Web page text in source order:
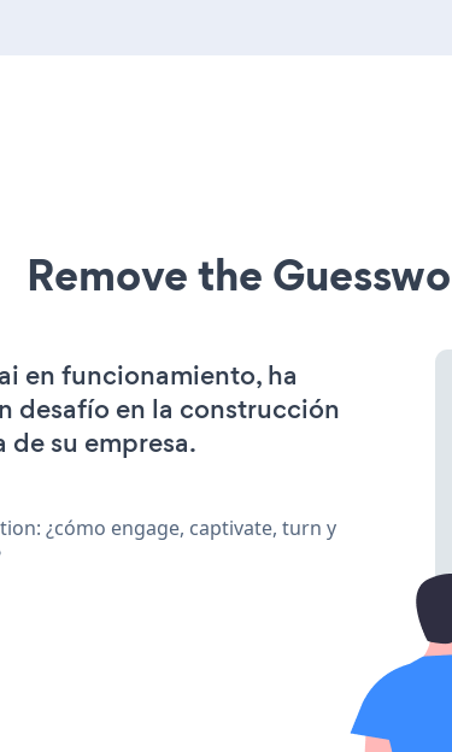
Remove the
en funcionamiento, ha
desafío en la construcción
de su empresa.
¿cómo engage, captivate, turn y